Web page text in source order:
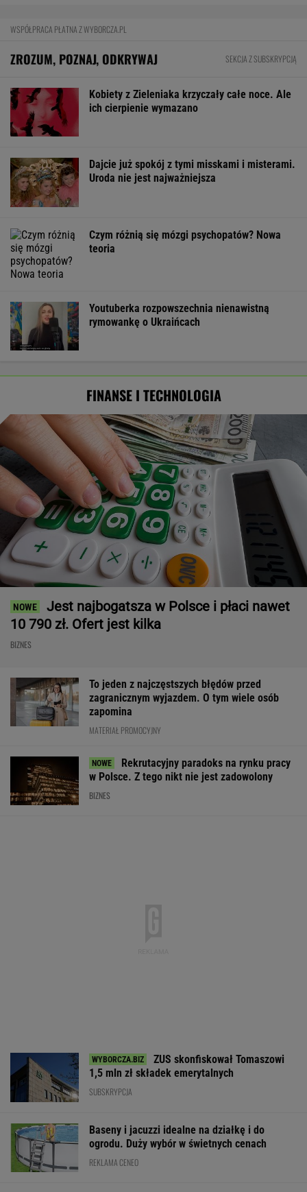
WSPÓŁPRACA PŁATNA Z WYBORCZA.PL
ZROZUM, POZNAJ, ODKRYWAJ SEKCJA Z SUBSKRYPCJĄ
Kobiety z Zieleniaka krzyczały całe noce. Ale
ich cierpienie wymazano
Dajcie już spokój z tymi misskami i misterami.
Uroda nie jest najważniejsza
Czym różnią się mózgi psychopatów? Nowa
teoria
Youtuberka rozpowszechnia nienawistną
rymowankę o Ukraińcach
FINANSE I TECHNOLOGIA
Jest najbogatsza w Polsce i płaci nawet
10 790 zł. Ofert jest kilka
BIZNES
To jeden z najczęstszych błędów przed
zagranicznym wyjazdem. O tym wiele osób
zapomina
MATERIAŁ PROMOCYJNY
Rekrutacyjny paradoks na rynku pracy
w Polsce. Z tego nikt nie jest zadowolony
BIZNES
ZUS skonfiskował Tomaszowi
1,5 mln zł składek emerytalnych
SUBSKRYPCJA
Baseny i jacuzzi idealne na działkę i do
ogrodu. Duży wybór w świetnych cenach
REKLAMA CENEO